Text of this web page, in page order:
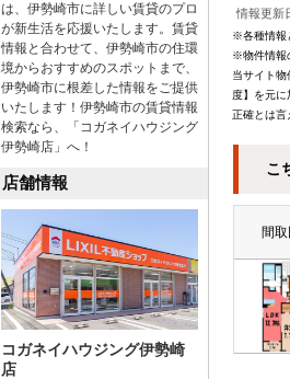
情報更新
※各種情報
※物件情報
当サイト
度】を元
正確とは言
こ
間取
は、伊勢崎市に詳しい賃貸のプロ
が新生活を応援いたします。賃貸
情報と合わせて、伊勢崎市の住環
境からおすすめのスポットまで、
伊勢崎市に根差した情報をご提供
いたします！伊勢崎市の賃貸情報
検索なら、「コガネイハウジング
伊勢崎店」へ！
店舗情報
コガネイハウジング伊勢崎
店